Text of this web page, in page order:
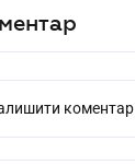
коментар